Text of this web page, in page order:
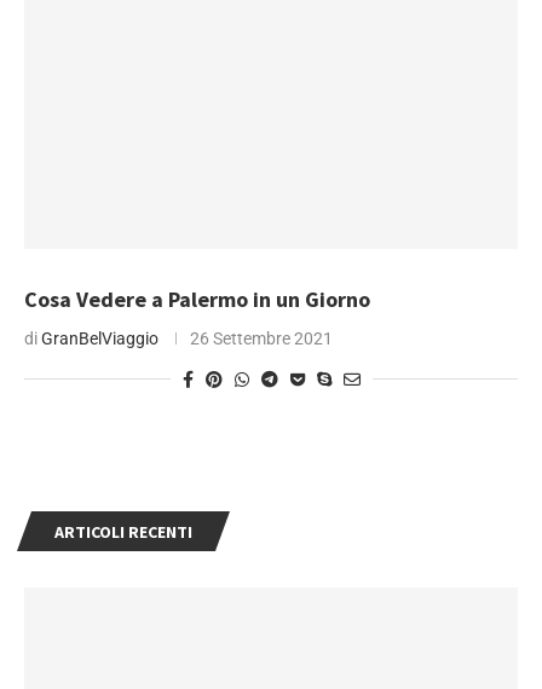
Cosa Vedere a Palermo in un Giorno
diGranBelViaggio 26 Settembre 2021
ARTICOLI RECENTI